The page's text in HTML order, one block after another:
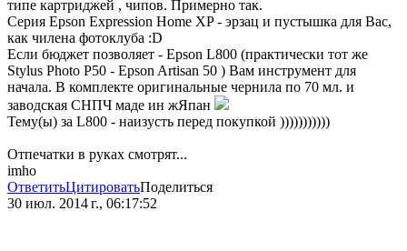
типе картриджей , чипов. Примерно так.
Серия Epson Expression Home XP - эрзац и пустышка для Вас,
как чилена фотоклуба :D
Если бюджет позволяет - Epson L800 (практически тот же
Stylus Photo P50 - Epson Artisan 50 ) Вам инструмент для
начала. В комплекте оригинальные чернила по 70 мл. и
заводская СНПЧ маде ин жЯпан
Тему(ы) за L800 - наизусть перед покупкой )))))))))))
Отпечатки в руках смотрят...
imho
ОтветитьЦитироватьПоделиться
30 июл. 2014 г., 06:17:52